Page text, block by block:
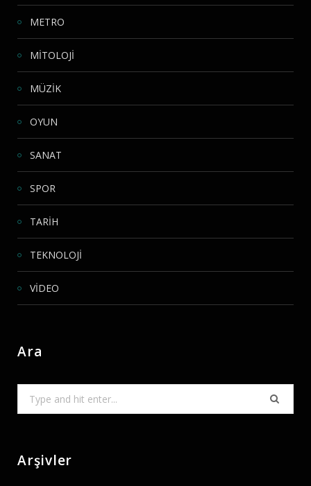
METRO
MİTOLOJİ
MÜZİK
OYUN
SANAT
SPOR
TARİH
TEKNOLOJİ
VİDEO
Ara
Arşivler